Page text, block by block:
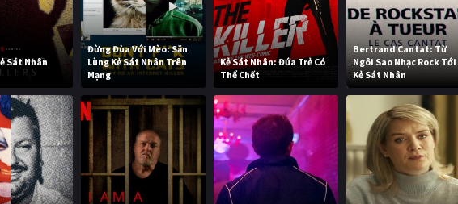
Sát Nhân
Đừng Đùa Với Mèo: Săn
Lùng Kẻ Sát Nhân Trên
Mạng
Kẻ Sát Nhân: Đứa Trẻ Có
Thể Chết
Bertrand Cantat: Từ
Ngôi Sao Nhạc Rock Tới
Kẻ Sát Nhân